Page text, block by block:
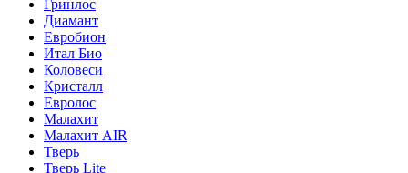
Гринлос
Диамант
Евробион
Итал Био
Коловеси
Кристалл
Евролос
Малахит
Малахит AIR
Тверь
Тверь Lite